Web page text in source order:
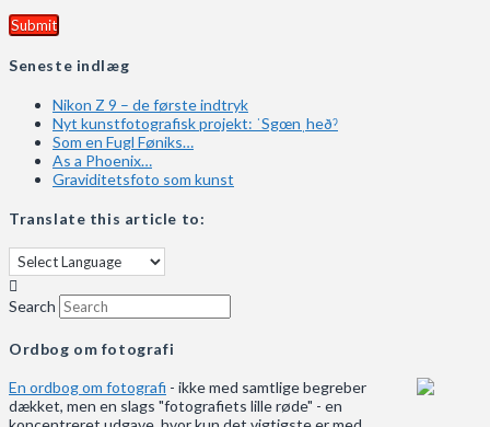
Seneste indlæg
Nikon Z 9 – de første indtryk
Nyt kunstfotografisk projekt: ˈSgœnˌheðˀ
Som en Fugl Føniks…
As a Phoenix…
Graviditetsfoto som kunst
Translate this article to:
Search
Ordbog om fotografi
En ordbog om fotografi - ikke med samtlige begreber
dækket, men en slags "fotografiets lille røde" - en